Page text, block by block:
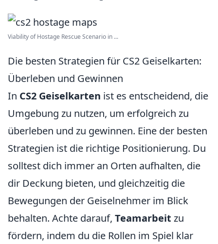
Viability of Hostage Rescue Scenario in ...
Die besten Strategien für CS2 Geiselkarten:
Überleben und Gewinnen
In CS2 Geiselkarten ist es entscheidend, die
Umgebung zu nutzen, um erfolgreich zu
überleben und zu gewinnen. Eine der besten
Strategien ist die richtige Positionierung. Du
solltest dich immer an Orten aufhalten, die
dir Deckung bieten, und gleichzeitig die
Bewegungen der Geiselnehmer im Blick
behalten. Achte darauf, Teamarbeit zu
fördern, indem du die Rollen im Spiel klar